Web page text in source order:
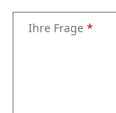
Ihre Frage